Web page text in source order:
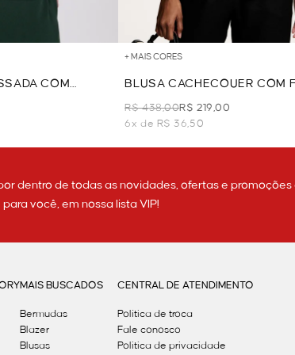
COM
+ MAIS CORES
BLUSA CACHECOUER COM
PRETO
R$ 438,00R$ 219,00
6x de R$ 36,50
dentro de todas as novidades, ofertas e promoções
você, em nossa lista VIP!
MAIS BUSCADOS
Bermudas
Blazer
Blusas
CENTRAL DE ATENDIMENTO
Política de troca
Fale conosco
Politica de privacidade